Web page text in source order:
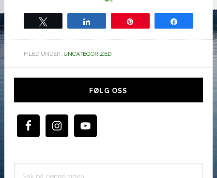
FILED UNDER: UNCATEGORIZED
Hoved
sidebar
FØLG OSS